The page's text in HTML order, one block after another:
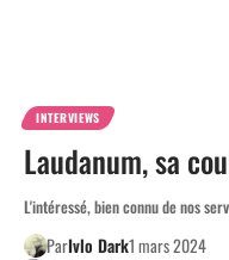
INTERVIEWS
Laudanum, sa
L'intéressé, bien connu de nos
ParIvlo Dark1 mars 2024